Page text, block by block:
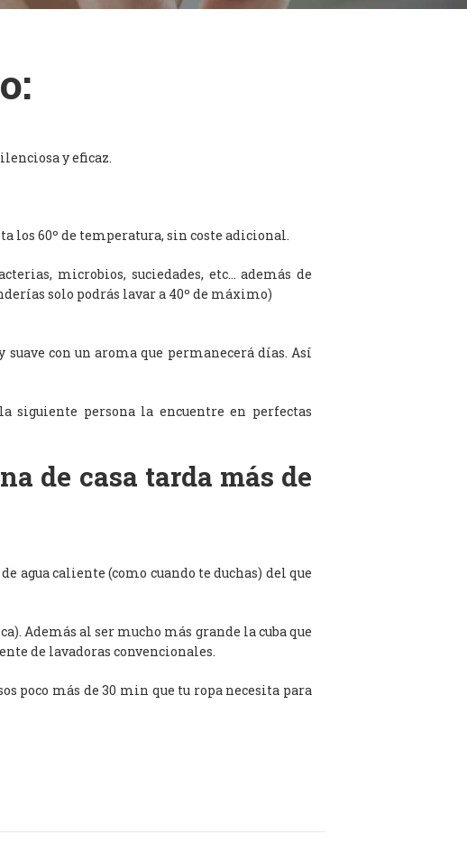
y eficaz.
los 60º de temperatura, sin coste adicional.
microbios, suciedades, etc… además de
solo podrás lavar a 40º de máximo)
con un aroma que permanecerá días. Así
siguiente persona la encuentre en perfectas
de casa tarda más de
agua caliente (como cuando te duchas) del que
Además al ser mucho más grande la cuba que
de lavadoras convencionales.
poco más de 30 min que tu ropa necesita para